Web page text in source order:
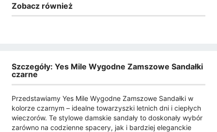
Zobacz również
Szczegóły: Yes Mile Wygodne Zamszowe Sandałki
czarne
Przedstawiamy Yes Mile Wygodne Zamszowe Sandałki w
kolorze czarnym – idealne towarzyszki letnich dni i ciepłych
wieczorów. Te stylowe damskie sandały to doskonały wybór
zarówno na codzienne spacery, jak i bardziej eleganckie